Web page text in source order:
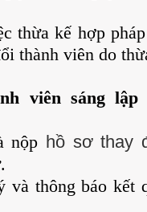
thừa kế hợp
thành viên do
viên sáng
nộp hồ sơ thay
thông báo kết